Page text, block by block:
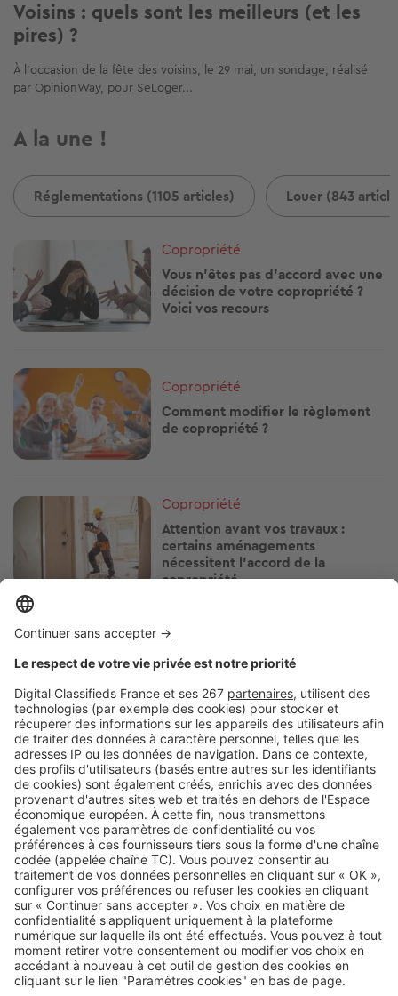
Voisins : quels sont les meilleurs (et les
pires) ?
À l’occasion de la fête des voisins, le 29 mai, un sondage, réalisé
par OpinionWay, pour SeLoger...
A la une !
Réglementations (1105 articles) Louer (843
Copropriété
Vous n'êtes pas d'accord avec une
décision de votre copropriété ?
Voici vos recours
Image
Copropriété
Comment modifier le règlement
de copropriété ?
Image
Copropriété
Attention avant vos travaux :
certains aménagements
nécessitent l'accord de la
copropriété
Image
Clim sans autorisation en
copropriété : démontage, justice,
sanctions… ce qui peut arriver
Image
Copropriété
Charges de chauffage : ce que les
copropriétés n'ont pas le droit de
faire
SeLoger c'est aussi